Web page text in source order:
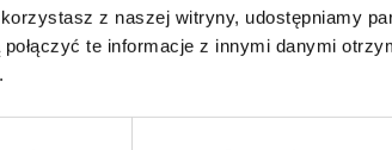
z naszej witryny, udostępniamy
te informacje z innymi danymi